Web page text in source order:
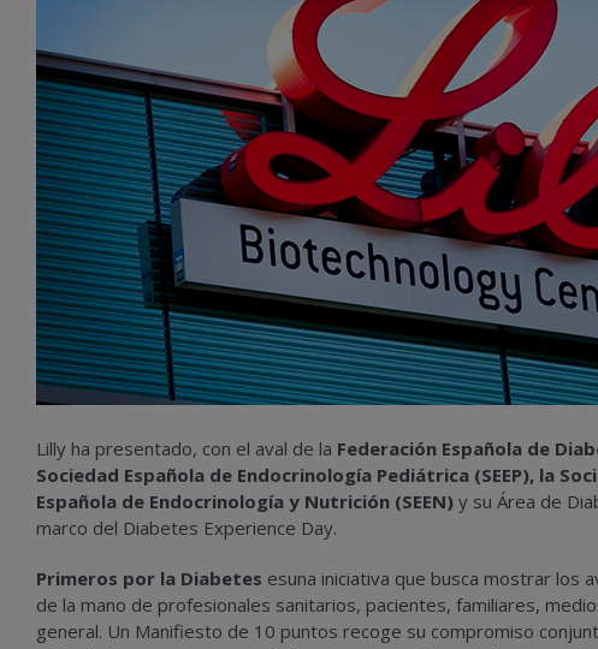
Lilly ha presentado, con el aval de la Federación Española de
Sociedad Española de Endocrinología Pediátrica (SEEP), la
Española de Endocrinología y Nutrición (SEEN) y su Área de
marco del Diabetes Experience Day.
Primeros por la Diabetes esuna iniciativa que busca mostrar los
de la mano de profesionales sanitarios, pacientes, familiares,
general. Un Manifiesto de 10 puntos recoge su compromiso